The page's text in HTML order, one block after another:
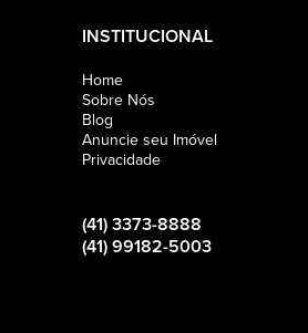
INSTITUCIONAL
Home
Sobre Nós
Blog
Anuncie seu Imóvel
Privacidade
(41) 3373-8888
(41) 99182-5003